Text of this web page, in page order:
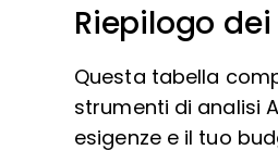
Riepilogo
Questa tabella
strumenti di analisi
esigenze e il tuo